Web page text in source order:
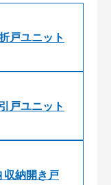
戸ユニット
戸ユニット
納開き戸